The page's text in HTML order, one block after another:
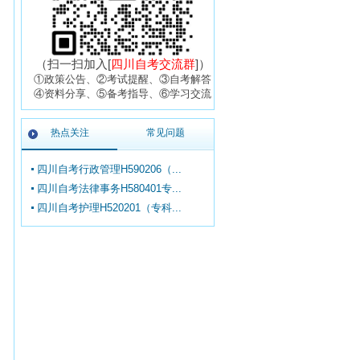
（扫一扫加入[四川自考交流群]）
①政策公告、②考试提醒、③自考解答
④资料分享、⑤备考指导、⑥学习交流
热点关注 常见问题
四川自考行政管理H590206（...
四川自考法律事务H580401专...
四川自考护理H520201（专科...